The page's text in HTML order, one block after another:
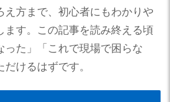
え方まで、初心者にもわかりや
ます。この記事を読み終える頃
った」「これで現場で困らな
けるはずです。